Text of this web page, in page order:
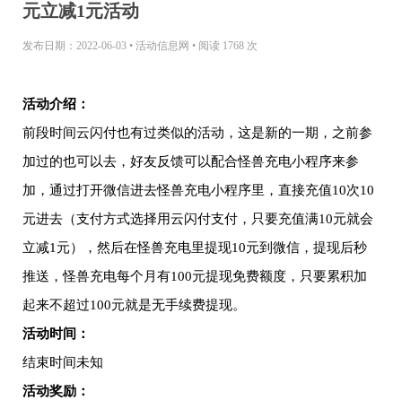
元立减1元活动
发布日期：2022-06-03 • 活动信息网 • 阅读 1768 次
活动介绍：
前段时间云闪付也有过类似的活动，这是新的一期，之前参
加过的也可以去，好友反馈可以配合怪兽充电小程序来参
加，通过打开微信进去怪兽充电小程序里，直接充值10次10
元进去（支付方式选择用云闪付支付，只要充值满10元就会
立减1元），然后在怪兽充电里提现10元到微信，提现后秒
推送，怪兽充电每个月有100元提现免费额度，只要累积加
起来不超过100元就是无手续费提现。
活动时间：
结束时间未知
活动奖励：